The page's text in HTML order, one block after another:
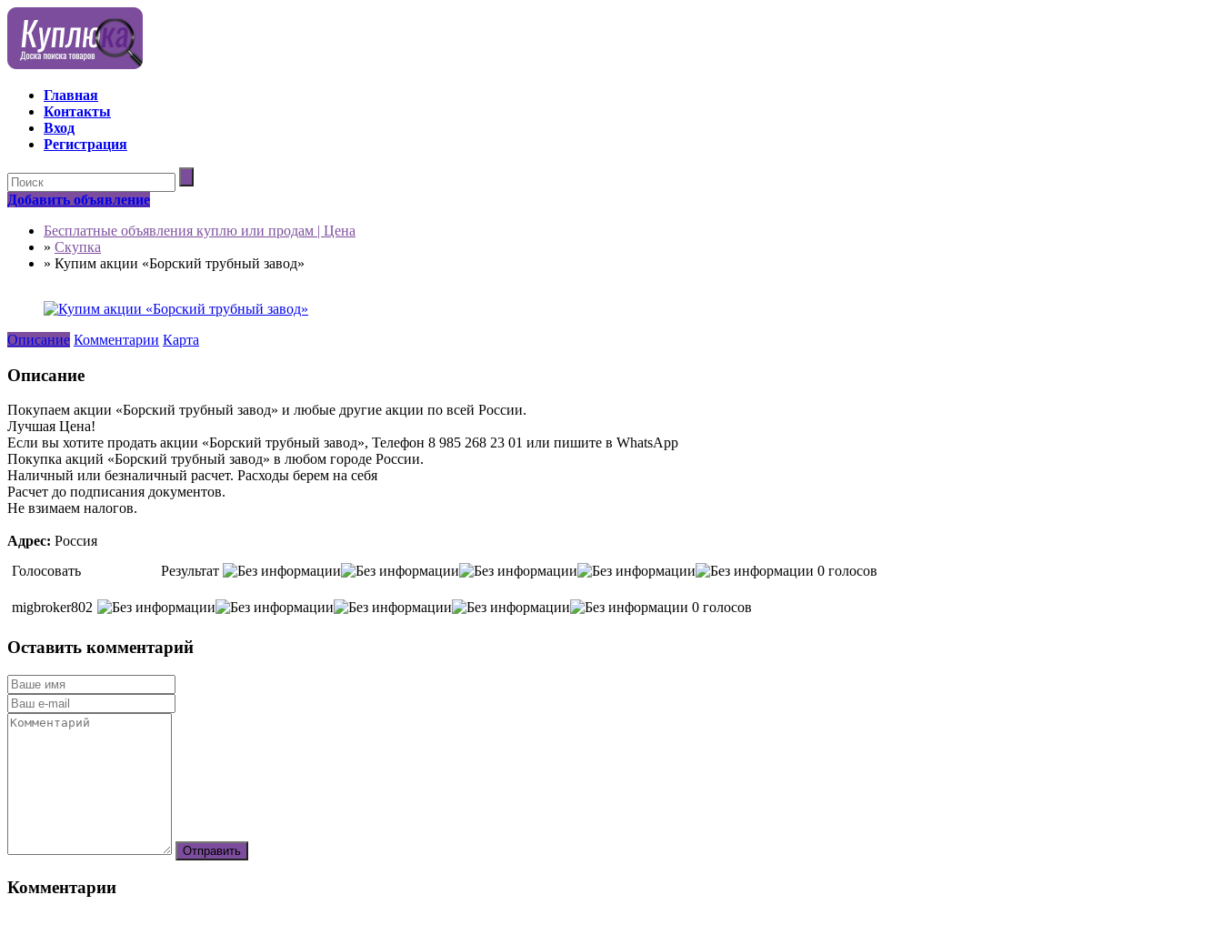
Главная
Контакты
Вход
Регистрация
Добавить объявление
Бесплатные объявления куплю или продам | Цена
» Скупка
» Купим акции «Борский трубный завод»
Описание Комментарии Карта
Описание
Покупаем акции «Борский трубный завод» и любые другие акции по всей России.
Лучшая Цена!
Если вы хотите продать акции «Борский трубный завод», Телефон 8 985 268 23 01 или пишите в WhatsApp
Покупка акций «Борский трубный завод» в любом городе России.
Наличный или безналичный расчет. Расходы берем на себя
Расчет до подписания документов.
Не взимаем налогов.
Адрес: Россия
Голосовать
Результат 0 голосов
migbroker802 0 голосов
Оставить комментарий
Комментарии